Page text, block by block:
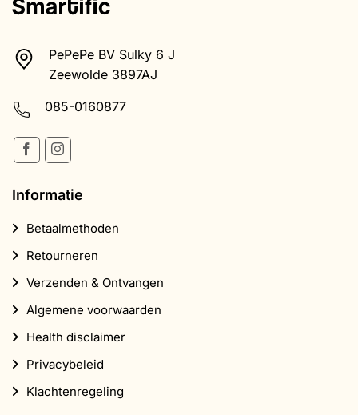
PePePe BV Sulky 6 J
Zeewolde 3897AJ
085-0160877
Informatie
Betaalmethoden
Retourneren
Verzenden & Ontvangen
Algemene voorwaarden
Health disclaimer
Privacybeleid
Klachtenregeling